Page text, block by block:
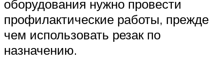
оборудования нужно провести
профилактические работы, прежде
чем использовать резак по
назначению.